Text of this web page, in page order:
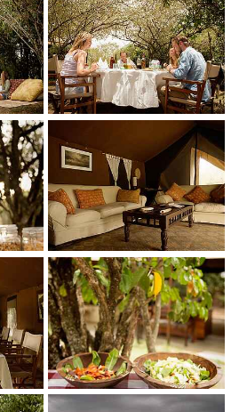
Show larger version
Show larger version